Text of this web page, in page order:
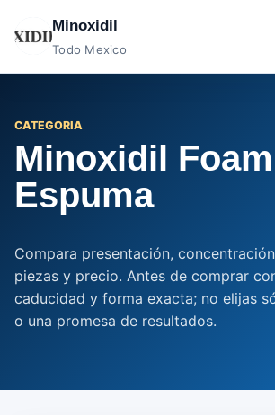
Minoxidil
Todo Mexico
CATEGORIA
Minoxidil Foam
Espuma
Compara presentación,
piezas y precio. Antes de comprar
caducidad y forma exacta; no elijas
o una promesa de resultados.